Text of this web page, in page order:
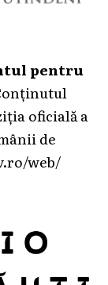
pentru
oficială a
de
web/